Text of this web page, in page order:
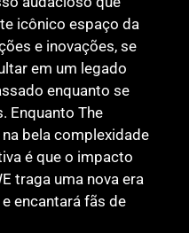
icônico espaço da
e inovações, se
em um legado
enquanto se
Enquanto The
bela complexidade
é que o impacto
traga uma nova era
encantará fãs de